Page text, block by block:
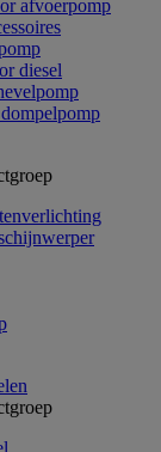
afvoerpomp
diesel